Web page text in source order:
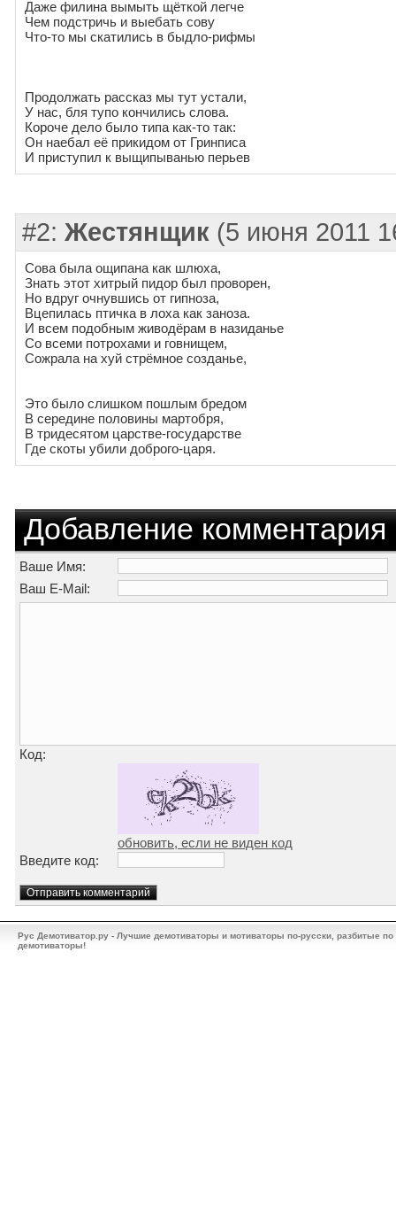
Даже филина вымыть щёткой легче
Чем подстричь и выебать сову
Что-то мы скатились в быдло-рифмы
Продолжать рассказ мы тут устали,
У нас, бля тупо кончились слова.
Короче дело было типа как-то так:
Он наебал её прикидом от Гринписа
И приступил к выщипыванью перьев
#2: Жестянщик (5 июня 2011
Сова была ощипана как шлюха,
Знать этот хитрый пидор был проворен,
Но вдруг очнувшись от гипноза,
Вцепилась птичка в лоха как заноза.
И всем подобным живодёрам в назиданье
Со всеми потрохами и говнищем,
Сожрала на хуй стрёмное созданье,
Это было слишком пошлым бредом
В середине половины мартобря,
В тридесятом царстве-государстве
Где скоты убили доброго-царя.
Добавление комментария
Ваше Имя:
Ваш E-Mail:
Код:
обновить, если не виден код
Введите код:
Рус Демотиватор.ру - Лучшие демотиваторы и мотиваторы по-русски, разбитые
демотиваторы!